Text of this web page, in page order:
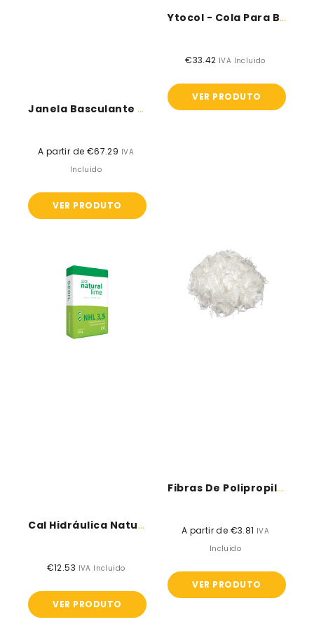
Janela Basculante Em PVC Para Blocos...
Preço
normal
A partir de €67.29 IVA
Incluido
VER PRODUTO
Ytocol - Cola Para Blocos Ytong...
Preço
€33.42 IVA Incluido
VER PRODUTO
Natural
NHL
3.5
-
Cal Hidráulica Natural NHL 3.5 -...
Preço
€12.53 IVA Incluido
VER PRODUTO
de
polipropileno
para
argamassas
Fibras De Polipropileno Para Argamassas E...
Preço
normal
A partir de €3.81 IVA
Incluido
VER PRODUTO